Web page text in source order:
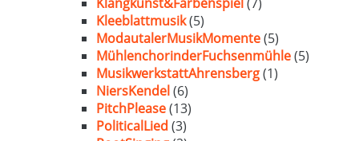
Kleeblattmusik(5)
ModautalerMusikMomente(5)
MühlenchorinderFuchsenmühle(5)
MusikwerkstattAhrensberg(1)
NiersKendel(6)
PitchPlease(13)
PoliticalLied (3)